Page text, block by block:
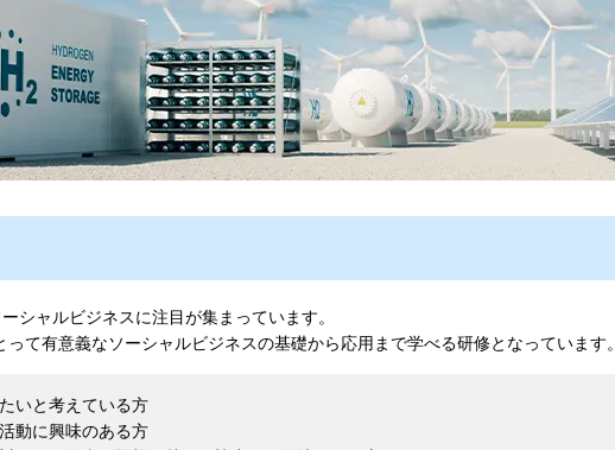
シャルビジネスに注目が集まっています。
て有意義なソーシャルビジネスの基礎から応用まで学べる研修となっています。
いと考えている方
動に興味のある方